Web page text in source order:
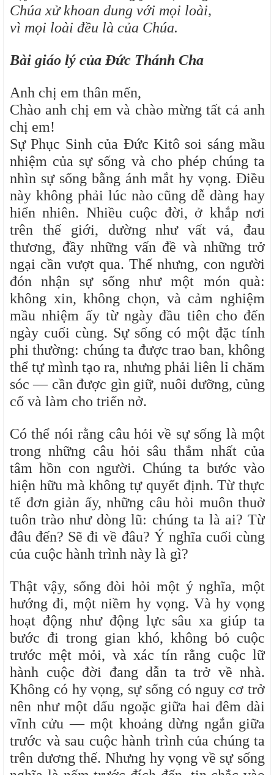
Chúa xử khoan dung với mọi loài,
vì mọi loài đều là của Chúa.
Bài giáo lý của Đức Thánh Cha
Anh chị em thân mến,
Chào anh chị em và chào mừng tất cả anh
chị em!
Sự Phục Sinh của Đức Kitô soi sáng mầu
nhiệm của sự sống và cho phép chúng ta
nhìn sự sống bằng ánh mắt hy vọng. Điều
này không phải lúc nào cũng dễ dàng hay
hiển nhiên. Nhiều cuộc đời, ở khắp nơi
trên thế giới, dường như vất vả, đau
thương, đầy những vấn đề và những trở
ngại cần vượt qua. Thế nhưng, con người
đón nhận sự sống như một món quà:
không xin, không chọn, và cảm nghiệm
mầu nhiệm ấy từ ngày đầu tiên cho đến
ngày cuối cùng. Sự sống có một đặc tính
phi thường: chúng ta được trao ban, không
thể tự mình tạo ra, nhưng phải liên lỉ chăm
sóc — cần được gìn giữ, nuôi dưỡng, củng
cố và làm cho triển nở.
Có thể nói rằng câu hỏi về sự sống là một
trong những câu hỏi sâu thẳm nhất của
tâm hồn con người. Chúng ta bước vào
hiện hữu mà không tự quyết định. Từ thực
tế đơn giản ấy, những câu hỏi muôn thuở
tuôn trào như dòng lũ: chúng ta là ai? Từ
đâu đến? Sẽ đi về đâu? Ý nghĩa cuối cùng
của cuộc hành trình này là gì?
Thật vậy, sống đòi hỏi một ý nghĩa, một
hướng đi, một niềm hy vọng. Và hy vọng
hoạt động như động lực sâu xa giúp ta
bước đi trong gian khó, không bỏ cuộc
trước mệt mỏi, và xác tín rằng cuộc lữ
hành cuộc đời đang dẫn ta trở về nhà.
Không có hy vọng, sự sống có nguy cơ trở
nên như một dấu ngoặc giữa hai đêm dài
vĩnh cửu — một khoảng dừng ngắn giữa
trước và sau cuộc hành trình của chúng ta
trên dương thế. Nhưng hy vọng về sự sống